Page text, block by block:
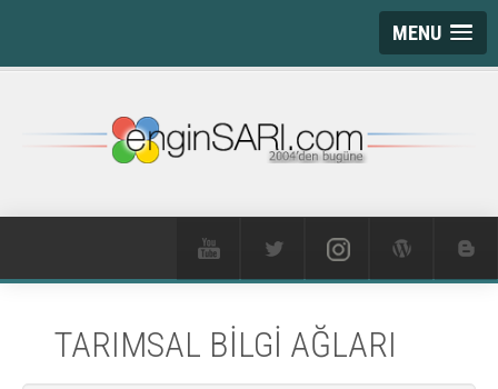
MENU
TARIMSAL BİLGİ AĞLARI